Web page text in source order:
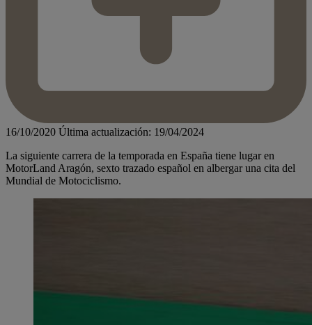
16/10/2020 Última actualización: 19/04/2024
La siguiente carrera de la temporada en España tiene lugar en
MotorLand Aragón, sexto trazado español en albergar una cita del
Mundial de Motociclismo.